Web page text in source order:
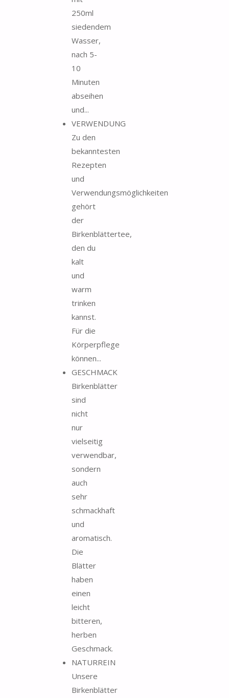
250ml
siedendem
Wasser,
nach 5-
10
Minuten
abseihen
und...
VERWENDUNG
Zu den
bekanntesten
Rezepten
und
Verwendungsmöglichkeiten
gehört
der
Birkenblättertee,
den du
kalt
und
warm
trinken
kannst.
Für die
Körperpflege
können...
GESCHMACK
Birkenblätter
sind
nicht
nur
vielseitig
verwendbar,
sondern
auch
sehr
schmackhaft
und
aromatisch.
Die
Blätter
haben
einen
leicht
bitteren,
herben
Geschmack.
NATURREIN
Unsere
Birkenblätter